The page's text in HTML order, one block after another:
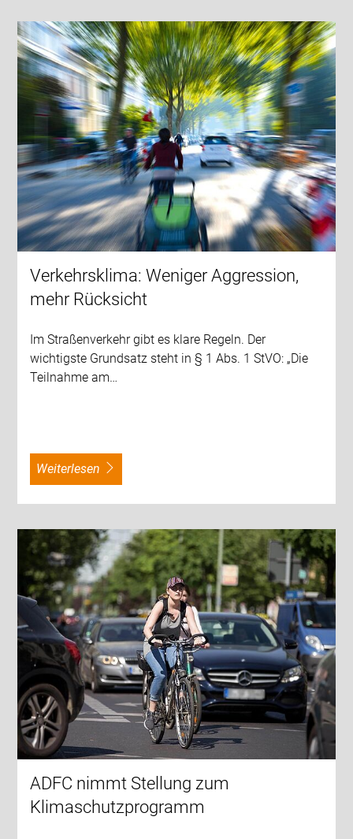
Verkehrsklima: Weniger Aggression,
mehr Rücksicht
Im Straßenverkehr gibt es klare Regeln. Der
wichtigste Grundsatz steht in § 1 Abs. 1 StVO: „Die
Teilnahme am…
weiterlesen
ADFC nimmt Stellung zum
Klimaschutzprogramm